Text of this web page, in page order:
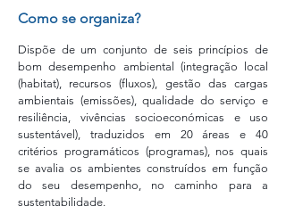
Como se organiza?
Dispõe de um conjunto de seis princípios de
bom desempenho ambiental (integração local
(habitat), recursos (fluxos), gestão das cargas
ambientais (emissões), qualidade do serviço e
resiliência, vivências socioeconómicas e uso
sustentável), traduzidos em 20 áreas e 40
critérios programáticos (programas), nos quais
se avalia os ambientes construídos em função
do seu desempenho, no caminho para a
sustentabilidade.